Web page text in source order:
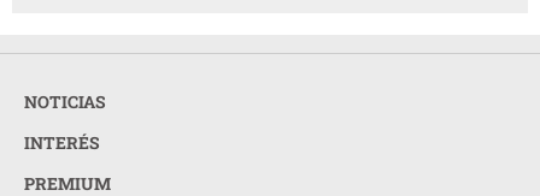
NOTICIAS
INTERÉS
PREMIUM